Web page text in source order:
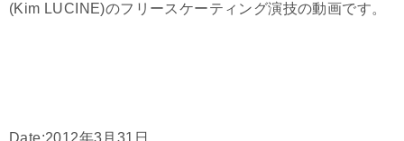
(Kim LUCINE)のフリースケーティング演技の動画です。
Date:2012年3月31日